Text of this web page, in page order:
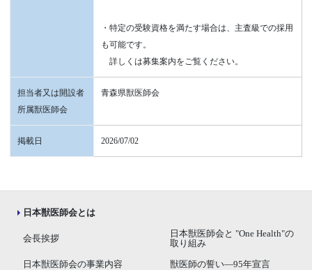
・特定の受験資格を満たす場合は、主査級での採用
も可能です。
詳しくは募集案内をご覧ください。
担当者又は開設者
所属獣医師会
青森県獣医師会
掲載日 2026/07/02
日本獣医師会とは
会長挨拶
日本獣医師会と "One Health"の
取り組み
日本獣医師会の事業内容 獣医師の誓い―95年宣言